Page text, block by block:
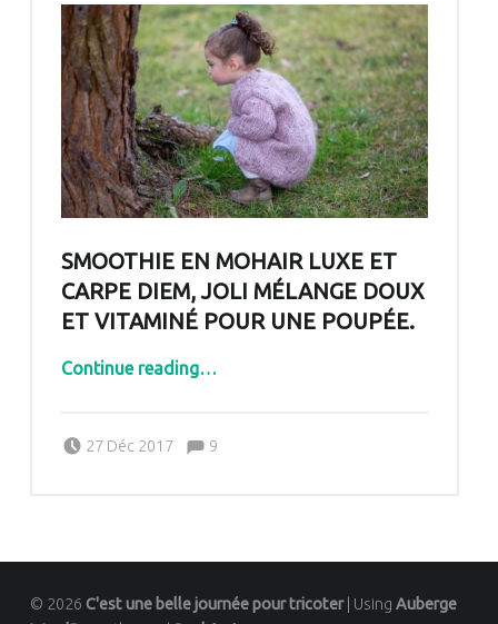
SMOOTHIE EN MOHAIR LUXE ET
CARPE DIEM, JOLI MÉLANGE DOUX
ET VITAMINÉ POUR UNE POUPÉE.
Continue reading“Smoothie en Mohair Luxe et Carpe Diem, joli mélange doux et vitaminé pour une poupée.”
…
27 Déc 2017
Pascale G&-BdC-WKF
Comments:9
© 2026 C'est une belle journée pour tricoter Using Auberge